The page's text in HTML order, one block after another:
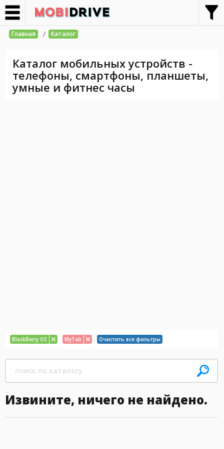
Главная / Каталог
Каталог мобильных устройств -
телефоны, смартфоны, планшеты,
умные и фитнес часы
BlackBerry OS MyTab Очистить все фильтры
Извините, ничего не найдено.